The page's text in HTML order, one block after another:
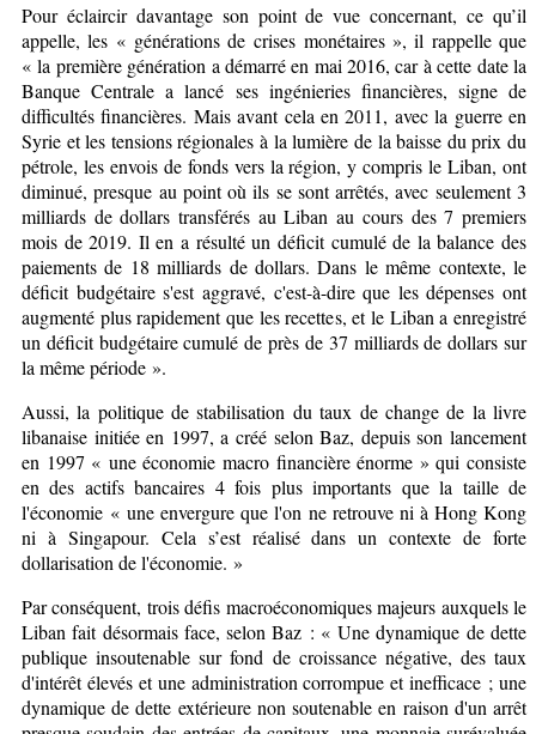
Pour éclaircir davantage son point de vue concernant, ce qu’il
appelle, les « générations de crises monétaires », il rappelle que
« la première génération a démarré en mai 2016, car à cette date la
Banque Centrale a lancé ses ingénieries financières, signe de
difficultés financières. Mais avant cela en 2011, avec la guerre en
Syrie et les tensions régionales à la lumière de la baisse du prix du
pétrole, les envois de fonds vers la région, y compris le Liban, ont
diminué, presque au point où ils se sont arrêtés, avec seulement 3
milliards de dollars transférés au Liban au cours des 7 premiers
mois de 2019. Il en a résulté un déficit cumulé de la balance des
paiements de 18 milliards de dollars. Dans le même contexte, le
déficit budgétaire s'est aggravé, c'est-à-dire que les dépenses ont
augmenté plus rapidement que les recettes, et le Liban a enregistré
un déficit budgétaire cumulé de près de 37 milliards de dollars sur
la même période ».
Aussi, la politique de stabilisation du taux de change de la livre
libanaise initiée en 1997, a créé selon Baz, depuis son lancement
en 1997 « une économie macro financière énorme » qui consiste
en des actifs bancaires 4 fois plus importants que la taille de
l'économie « une envergure que l'on ne retrouve ni à Hong Kong
ni à Singapour. Cela s’est réalisé dans un contexte de forte
dollarisation de l'économie. »
Par conséquent, trois défis macroéconomiques majeurs auxquels le
Liban fait désormais face, selon Baz : « Une dynamique de dette
publique insoutenable sur fond de croissance négative, des taux
d'intérêt élevés et une administration corrompue et inefficace ; une
dynamique de dette extérieure non soutenable en raison d'un arrêt